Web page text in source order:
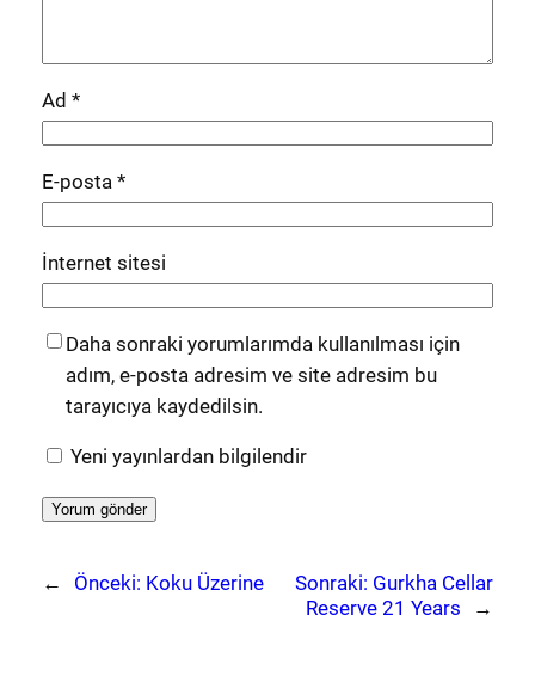
Ad *
E-posta *
İnternet sitesi
Daha sonraki yorumlarımda kullanılması için
adım, e-posta adresim ve site adresim bu
tarayıcıya kaydedilsin.
Yeni yayınlardan bilgilendir
← Önceki: Koku Üzerine Sonraki: Gurkha Cellar
Reserve 21 Years
→